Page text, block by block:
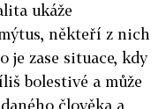
ukáže
někteří z nich
je zase situace, kdy
bolestivé a může
člověka a